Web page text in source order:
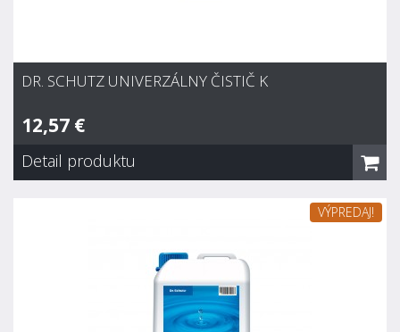
DR. SCHUTZ UNIVERZÁLNY ČISTIČ K
12,57 €
Dr. Schutz Univerzálny čistič K
Skladom
Čistenie všetkých vode odolných povrchov v kuchyni, kúpeľni,
toaletách, prírodnú kožu aj koženku, kovové časti, okná, sklo,
Detail produktu
VÝPREDAJ!